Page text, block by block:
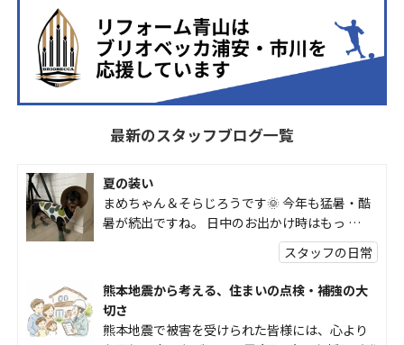
最新のスタッフブログ一覧
夏の装い
まめちゃん＆そらじろうです🌞 今年も猛暑・酷
暑が続出ですね。 日中のお出かけ時はもっ …
スタッフの日常
熊本地震から考える、住まいの点検・補強の大
切さ
熊本地震で被害を受けられた皆様には、心より